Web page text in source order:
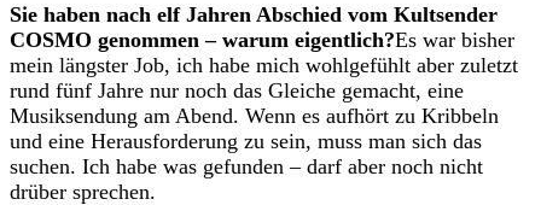
Sie haben nach elf Jahren Abschied vom Kultsender
COSMO genommen – warum eigentlich?Es war bisher
mein längster Job, ich habe mich wohlgefühlt aber zuletzt
rund fünf Jahre nur noch das Gleiche gemacht, eine
Musiksendung am Abend. Wenn es aufhört zu Kribbeln
und eine Herausforderung zu sein, muss man sich das
suchen. Ich habe was gefunden – darf aber noch nicht
drüber sprechen.